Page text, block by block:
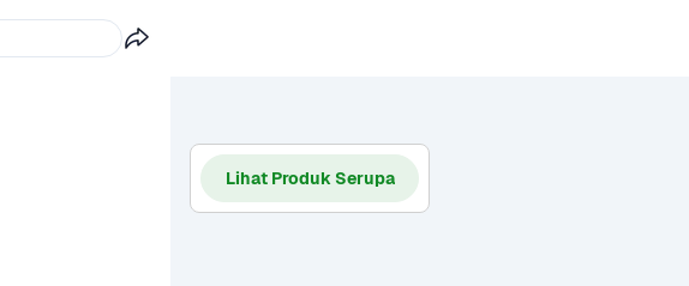
Lihat Produk Serupa